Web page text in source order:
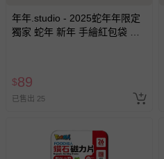
年年.studio - 2025蛇年年限定
獨家 蛇年 新年 手繪紅包袋 五
$89
已售出 25